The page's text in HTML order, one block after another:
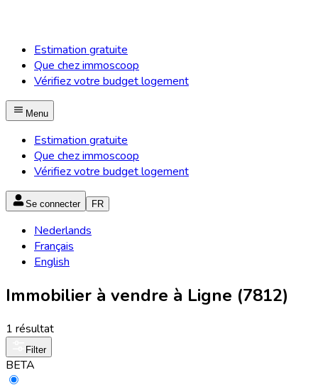
Estimation gratuite
Que chez immoscoop
Vérifiez votre budget logement
Menu
Estimation gratuite
Que chez immoscoop
Vérifiez votre budget logement
Se connecter FR
Nederlands
Français
English
Immobilier à vendre à Ligne (7812)
1 résultat
Filter
BETA